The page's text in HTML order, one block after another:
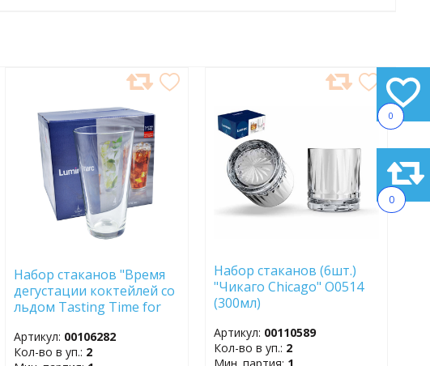
0
0
ИЗБРАННОЕ
Набор стаканов "Время
дегустации коктейлей со
льдом Tasting Time for
O0383 (570мл)
Артикул: 00106282
Кол-во в уп.: 2
ИЗБРАННОЕ
Набор стаканов (6шт.)
"Чикаго Chicago" O0514
(300мл)
Артикул: 00110589
Кол-во в уп.: 2
Мин. партия: 1